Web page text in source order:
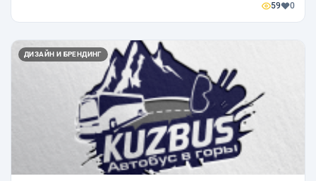
59 0
ДИЗАЙН И БРЕНДИНГ